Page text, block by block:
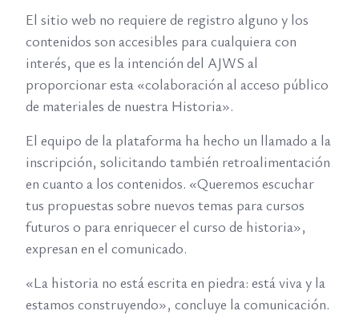
El sitio web no requiere de registro alguno y los
contenidos son accesibles para cualquiera con
interés, que es la intención del AJWS al
proporcionar esta «colaboración al acceso público
de materiales de nuestra Historia».
El equipo de la plataforma ha hecho un llamado a la
inscripción, solicitando también retroalimentación
en cuanto a los contenidos. «Queremos escuchar
tus propuestas sobre nuevos temas para cursos
futuros o para enriquecer el curso de historia»,
expresan en el comunicado.
«La historia no está escrita en piedra: está viva y la
estamos construyendo», concluye la comunicación.